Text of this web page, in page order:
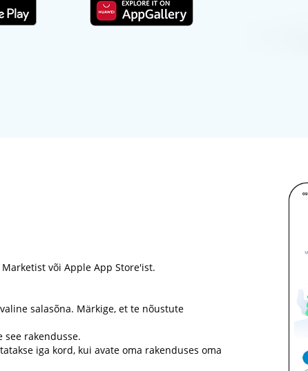
või Apple App Store'ist.
salasõna. Märkige, et te nõustute
see rakendusse.
iga kord, kui avate oma rakenduses oma